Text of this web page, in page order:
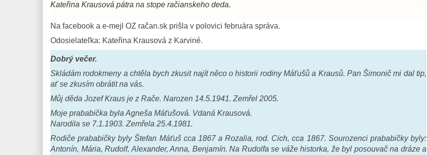
Kateřina Krausová pátra na stope račianskeho deda.
Na facebook a e-mejl OZ račan.sk prišla v polovici februára správa.
Odosielateľka: Kateřina Krausová z Karviné.
Dobrý večer.
Skládám rodokmeny a chtěla bych zkusit najít něco o historii rodiny Máťušů a Krausů. Pan Šimonič mi dal tip,
ať se zkusím obrátit na vás.
Můj děda Jozef Kraus je z Rače. Narozen 14.5.1941. Zemřel 2005.
Moje prababička byla Agneša Máťušová. Vdaná Krausová.
Narodila se 7.1.1903. Zemřela 25.4.1981.
Rodiče prababičky byly Štefan Máťuš cca 1867 a Rozalia, rod. Cich, cca 1867. Sourozenci prababičky byly:
Antonín, Mária, Rudolf, Alexander, Anna, Benjamín. Na Rudolfa se váže historka, že byl posouvač na dráze a